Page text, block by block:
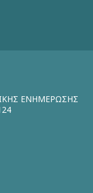
ΕΝΗΜΕΡΩΣΗΣ